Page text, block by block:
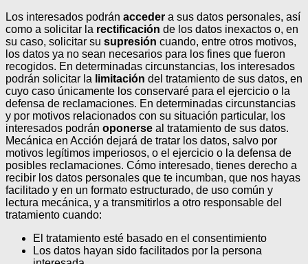
Los interesados podrán acceder a sus datos personales, así
como a solicitar la rectificación de los datos inexactos o, en
su caso, solicitar su supresión cuando, entre otros motivos,
los datos ya no sean necesarios para los fines que fueron
recogidos. En determinadas circunstancias, los interesados
podrán solicitar la limitación del tratamiento de sus datos, en
cuyo caso únicamente los conservaré para el ejercicio o la
defensa de reclamaciones. En determinadas circunstancias
y por motivos relacionados con su situación particular, los
interesados podrán oponerse al tratamiento de sus datos.
Mecánica en Acción dejará de tratar los datos, salvo por
motivos legítimos imperiosos, o el ejercicio o la defensa de
posibles reclamaciones. Cómo interesado, tienes derecho a
recibir los datos personales que te incumban, que nos hayas
facilitado y en un formato estructurado, de uso común y
lectura mecánica, y a transmitirlos a otro responsable del
tratamiento cuando:
El tratamiento esté basado en el consentimiento
Los datos hayan sido facilitados por la persona